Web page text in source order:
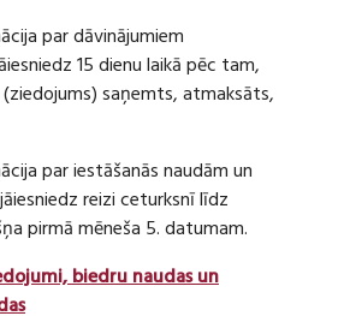
par dāvinājumiem
15 dienu laikā pēc tam,
saņemts, atmaksāts,
par iestāšanās naudām un
reizi ceturksnī līdz
pirmā mēneša 5. datumam.
biedru naudas un